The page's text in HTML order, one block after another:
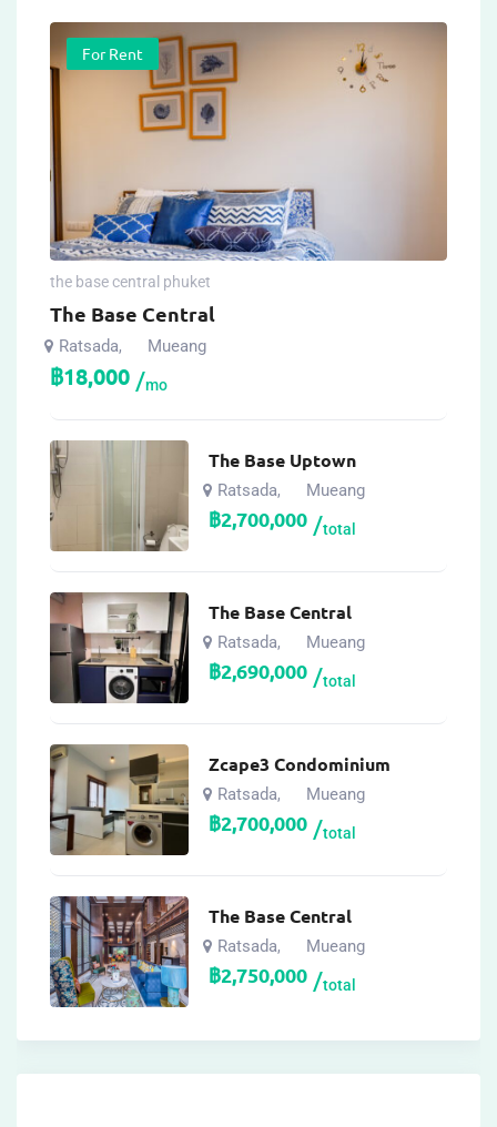
For Rent
the base central phuket
The Base Central
Ratsada, Mueang
฿18,000 mo
The Base Uptown
Ratsada, Mueang
฿2,700,000 total
The Base Central
Ratsada, Mueang
฿2,690,000 total
Zcape3 Condominium
Ratsada, Mueang
฿2,700,000 total
The Base Central
Ratsada, Mueang
฿2,750,000 total